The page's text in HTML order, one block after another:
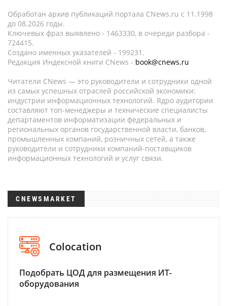
Обработан архив публикаций портала CNews.ru c 11.1998
до 08.2026 годы.
Ключевых фраз выявлено - 1463330, в очереди разбора -
724415.
Создано именных указателей - 199231.
Редакция Индексной книги CNews - book@cnews.ru
Читатели CNews — это руководители и сотрудники одной
из самых успешных отраслей российской экономики:
индустрии информационных технологий. Ядро аудитории
составляют топ-менеджеры и технические специалисты
департаментов информатизации федеральных и
региональных органов государственной власти, банков,
промышленных компаний, розничных сетей, а также
руководители и сотрудники компаний-поставщиков
информационных технологий и услуг связи.
CNEWSMARKET
Colocation
Подобрать ЦОД для размещения ИТ-
оборудования